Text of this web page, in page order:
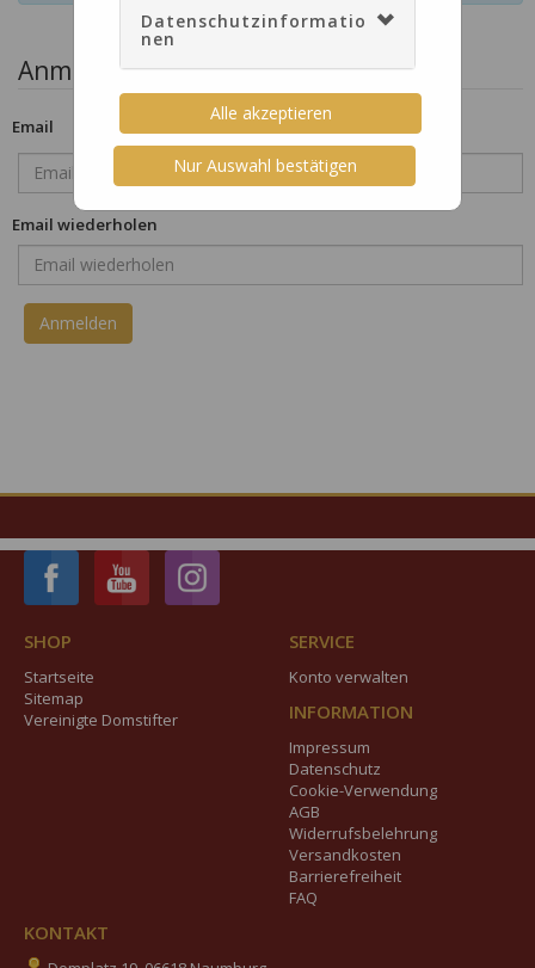
Datenschutzinformatio
nen
Alle akzeptieren
Nur Auswahl bestätigen
Anmeldeformular
Email
Email wiederholen
SHOP
Startseite
Sitemap
Vereinigte Domstifter
SERVICE
Konto verwalten
INFORMATION
Impressum
Datenschutz
Cookie-Verwendung
AGB
Widerrufsbelehrung
Versandkosten
Barrierefreiheit
FAQ
KONTAKT